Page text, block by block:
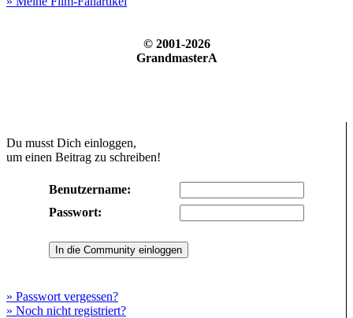
© 2001-2026
GrandmasterA
Du musst Dich einloggen,
um einen Beitrag zu schreiben!
Benutzername:
Passwort:
» Passwort vergessen?
» Noch nicht registriert?